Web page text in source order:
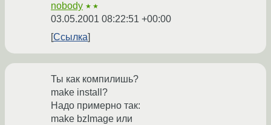
nobody ★★
03.05.2001 08:22:51 +00:00
Ссылка
Ты как компилишь?
make install?
Надо примерно так:
make bzImage или